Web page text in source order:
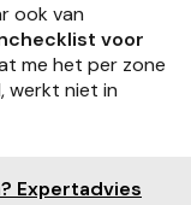
ook van
voor
me het per zone
werkt niet in
Expertadvies